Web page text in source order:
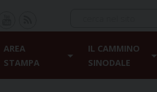
AREA
STAMPA
IL CAMMINO
SINODALE